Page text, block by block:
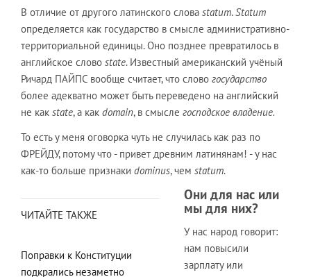
В отличие от другого латинского слова statum.Statum
определяется как государство в смысле административно-
территориальной единицы. Оно позднее превратилось в
английское слово state. Известный американский учёный
Ричард ПАЙПС вообще считает, что слово государство
более адекватно может быть переведено на английский
не как state, а как domain, в смысле господское владение.
То есть у меня оговорка чуть не случилась как раз по
ФРЕЙДУ, потому что - привет древним латинянам! - у нас
как-то больше признаки dominus, чем statum.
ЧИТАЙТЕ ТАКЖЕ
Поправки к Конституции
подкрались незаметно
Они для нас или
мы для них?
У нас народ говорит:
нам повысили
зарплату или